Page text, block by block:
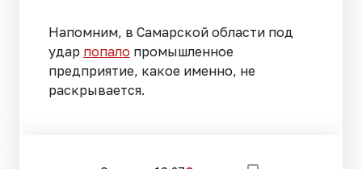
Напомним, в Самарской области под
удар попало промышленное
предприятие, какое именно, не
раскрывается.